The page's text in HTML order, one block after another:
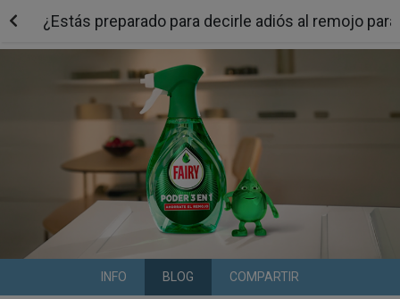
¿Estás preparado para decirle adiós al remojo
INFO BLOG COMPARTIR